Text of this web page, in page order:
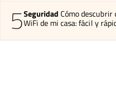
5Seguridad Cómo
WiFi de mi casa: fácil y